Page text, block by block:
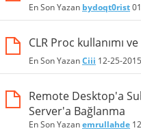
En Son Yazan bydoqt0rist
CLR Proc kullanımı
En Son YazanCiii 12-25-2015
Remote Desktop'a
Server'a Bağlanma
En Son Yazanemrullahde